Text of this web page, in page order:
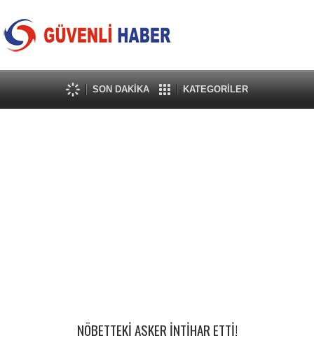
SON DAKİKA KATEGORİLER
NÖBETTEKİ ASKER İNTİHAR ETTİ!